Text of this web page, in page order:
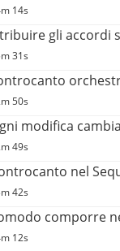
14s
gli accordi
31s
50s
modifica
49s
nel
42s
comporre
12s